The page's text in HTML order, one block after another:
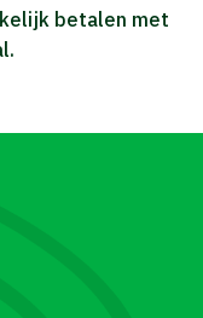
betalen met